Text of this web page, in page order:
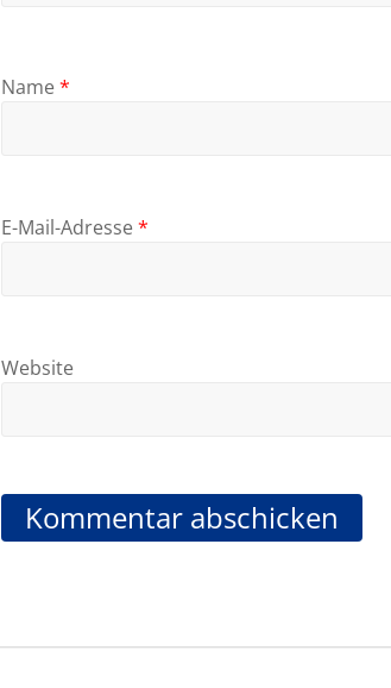
Name*
E-Mail-Adresse*
Website